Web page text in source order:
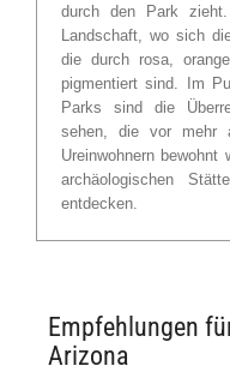
durch den Park
Landschaft, wo sich
die durch rosa,
pigmentiert sind. Im
Parks sind die
sehen, die vor mehr
Ureinwohnern
archäologischen
entdecken.
Empfehlungen
Arizona